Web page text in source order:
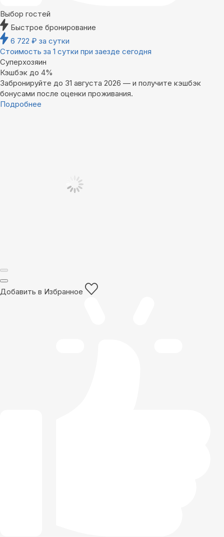
Выбор гостей
Быстрое бронирование
6 722 ₽ за сутки
Стоимость за 1 сутки при заезде сегодня
Суперхозяин
Кэшбэк до 4%
Забронируйте до 31 августа 2026 — и получите кэшбэк
бонусами после оценки проживания.
Подробнее
Добавить в Избранное